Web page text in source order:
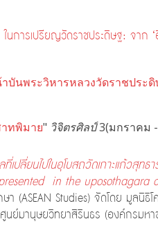
นการเปรียญวัดราชประดิษฐ: จาก
นพระวิหารหลวงวัดราชประดิ
ทพิมาย" วิจิตรศิลป์3(มกราคม -
เปลี่ยนไปในอุโบสถวัดเกาะแก้วสุท
in the uposothagara
(ASEAN Studies) จัดโดย มูลนิธิ
ย์มานุษยวิทยาสิรินธร (องค์กรมห